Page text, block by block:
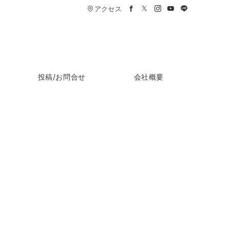
アクセス
投稿/お問合せ 会社概要